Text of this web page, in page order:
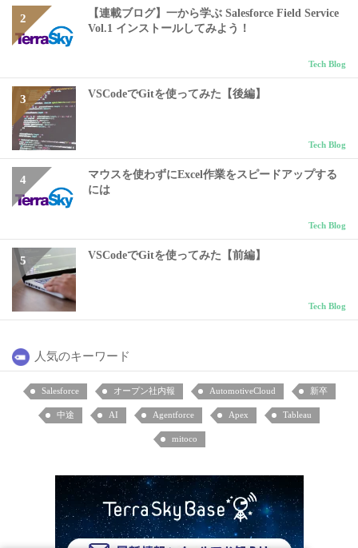
【連載ブログ】一から学ぶ Salesforce Field Service
Vol.1 インストールしてみよう！
Tech Blog
VSCodeでGitを使ってみた【後編】
Tech Blog
マウスを使わずにExcel作業をスピードアップする
には
Tech Blog
VSCodeでGitを使ってみた【前編】
Tech Blog
人気のキーワード
Salesforce オープン社内報 AutomotiveCloud 新卒
中途 AI Agentforce Apex Tableau
mitoco